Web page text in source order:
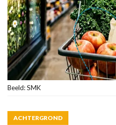
Beeld: SMK
ACHTERGROND